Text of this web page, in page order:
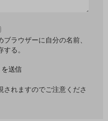
ラウザーに自分の名前、
る。
されますのでご注意くださ